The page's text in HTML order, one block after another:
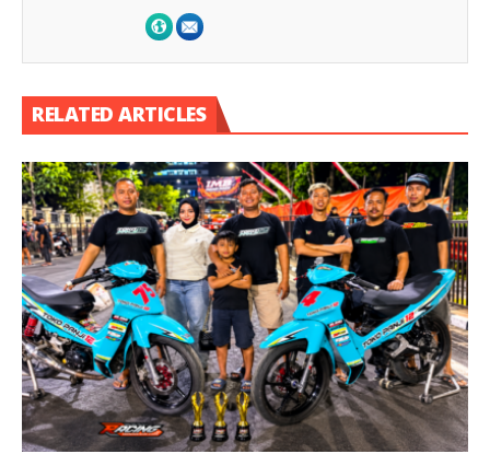
RELATED ARTICLES